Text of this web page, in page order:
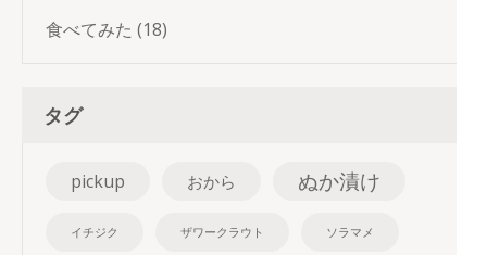
食べてみた (18)
タグ
pickup おから ぬか漬け
イチジク ザワークラウト ソラマメ